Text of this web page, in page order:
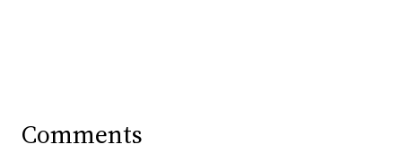
Comments